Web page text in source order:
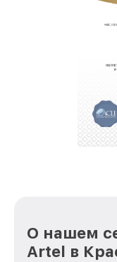
О нашем
Artel в